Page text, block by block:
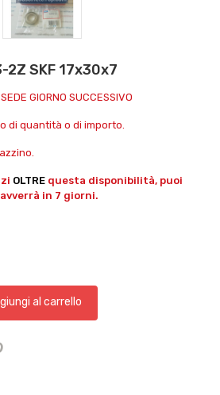
SKF 17x30x7
GIORNO SUCCESSIVO
di quantità o di importo.
OLTRE questa disponibilità, puoi
in 7 giorni.
al carrello